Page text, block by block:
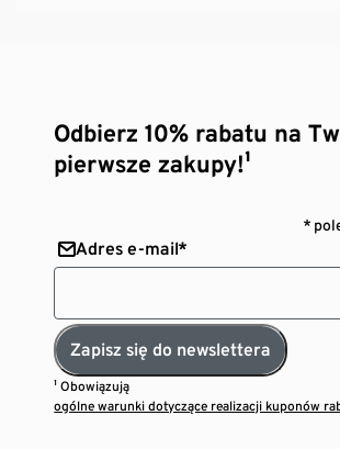
Odbierz 10% rabatu na
pierwsze zakupy!¹
*
Adres e-mail*
Zapisz się do newslettera
¹ Obowiązują
ogólne warunki dotyczące realizacji kuponów